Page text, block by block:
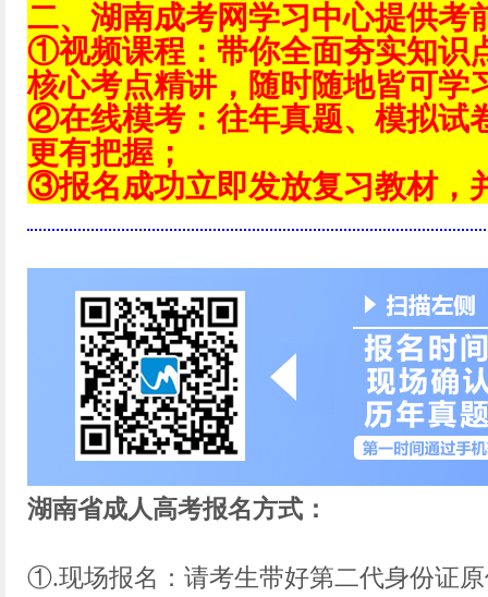
二、湖南成考网学习中心提供考
①视频课程：带你全面夯实知识
核心考点精讲，随时随地皆可学
②在线模考：往年真题、模拟试
更有把握；
③报名成功立即发放复习教材，
湖南省成人高考报名方式：
①.现场报名：请考生带好第二代身份证